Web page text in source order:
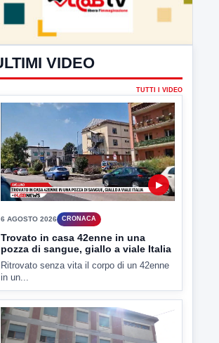
ULTIMI VIDEO
▶
6 AGOSTO 2026 CRONACA
Trovato in casa 42enne in una
pozza di sangue, giallo a viale Italia
Ritrovato senza vita il corpo di un 42enne
in un...
▶